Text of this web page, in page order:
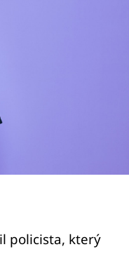
policista, který